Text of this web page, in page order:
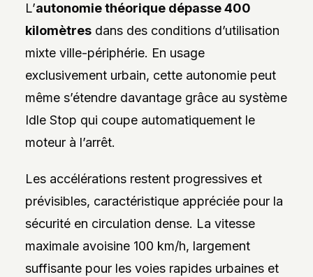
L’autonomie théorique dépasse 400
kilomètresdans des conditions d’utilisation
mixte ville-périphérie. En usage
exclusivement urbain, cette autonomie peut
même s’étendre davantage grâce au système
Idle Stop qui coupe automatiquement le
moteur à l’arrêt.
Les accélérations restent progressives et
prévisibles, caractéristique appréciée pour la
sécurité en circulation dense. La vitesse
maximale avoisine 100 km/h, largement
suffisante pour les voies rapides urbaines et